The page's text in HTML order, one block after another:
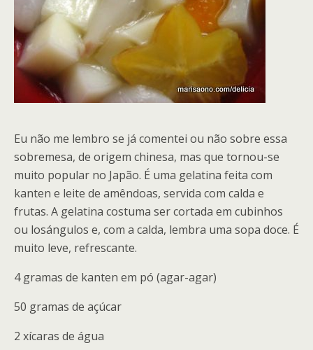
Eu não me lembro se já comentei ou não sobre essa
sobremesa, de origem chinesa, mas que tornou-se
muito popular no Japão. É uma gelatina feita com
kanten e leite de amêndoas, servida com calda e
frutas. A gelatina costuma ser cortada em cubinhos
ou losángulos e, com a calda, lembra uma sopa doce. É
muito leve, refrescante.
4 gramas de kanten em pó (agar-agar)
50 gramas de açúcar
2 xícaras de água